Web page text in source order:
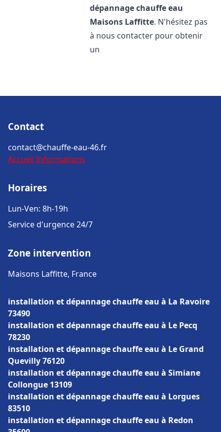
dépannage chauffe eau
Maisons Laffitte. N'hésitez pas
à nous contacter pour obtenir
un
Contact
contact@chauffe-eau-46.fr
Accueil Informations
Horaires
Lun-Ven: 8h-19h
Service d'urgence 24/7
Zone intervention
Maisons Laffitte, France
installation et dépannage chauffe eau à La Ravoire
73490
installation et dépannage chauffe eau à Le Pecq
78230
installation et dépannage chauffe eau à Le Grand
Quevilly 76120
installation et dépannage chauffe eau à Simiane
Collongue 13109
installation et dépannage chauffe eau à Lorgues
83510
installation et dépannage chauffe eau à Redon